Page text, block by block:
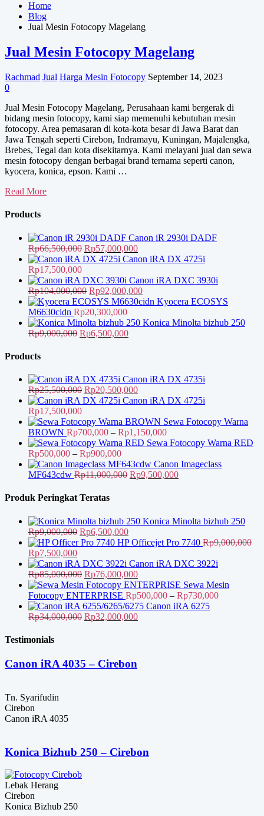
Home
Blog
Jual Mesin Fotocopy Magelang
Jual Mesin Fotocopy Magelang
Rachmad Jual Harga Mesin Fotocopy September 14, 2023
0
Jual Mesin Fotocopy Magelang, Perusahaan kami bergerak di
bidang mesin fotocopy, kami siap memenuhi kebutuhan mesin
fotocopy. Area pemasaran di kota-kota besar di Jawa Barat dan
Jawa Tengah seperti Cirebon, Indramayu, Kuningan, Majalengka,
Brebes, Tegal dan kota disekitarnya. Kami melayani jual dan sewa
mesin fotocopy dengan berbagai brand ternama seperti canon,
kyocera, konica, epson. Kami …
Jual
Fotocopy
Read More
Products
Canon iR 2930i DADF
Rp66,500,000 Harga
aslinya
Rp66,500,000.
Rp57,000,000Harga
saat
adalah:
Rp57,000,000.
Canon iRA DX 4725i
Rp17,500,000
Canon iRA DXC 3930i
Rp104,000,000 Harga
aslinya
adalah:
Rp104,000,000.
Rp92,000,000Harga
saat
adalah:
Kyocera ECOSYS
M6630cidn Rp20,300,000
Konica Minolta bizhub 250
Rp9,000,000 Harga
Rp6,500,000Harga
Rp6,500,000.
Products
Canon iRA DX 4735i
Rp25,500,000 Harga
aslinya
Rp25,500,000.
Rp20,500,000Harga
saat
adalah:
Rp20,500,000.
Canon iRA DX 4725i
Rp17,500,000
Sewa Fotocopy Warna
BROWN Rp700,000 – Rp1,150,000Rentang
harga:
hingga
Rp1,150,000
Sewa Fotocopy Warna RED
Rp500,000 – Rp900,000Rentang
harga:
Rp500,000
Canon Imageclass
MF643cdw Rp11,000,000 Harga
Rp9,500,000Harga
Rp9,500,000.
Produk Peringkat Teratas
Konica Minolta bizhub 250
Rp9,000,000 Harga
aslinya
Rp9,000,000.
Rp6,500,000Harga
saat
adalah:
Rp6,500,000.
HP Officejet Pro 7740 Rp9,000,000
Harga
aslinya
adalah:
Rp9,000,000.
Rp7,500,000Harga
saat
ini
adalah:
Rp7,500,000.
Canon iRA DXC 3922i
Rp85,000,000 Harga
aslinya
adalah:
Rp85,000,000.
Rp76,000,000Harga
saat
ini
adalah:
Rp76,000,000.
Sewa Mesin
Fotocopy ENTERPRISE Rp500,000 – Rp730,000Rentang
Canon iRA 6275
Rp34,000,000 Harga
Rp32,000,000Harga
Testimonials
Canon iRA 4035 – Cirebon
Tn. Syarifudin
Cirebon
Canon iRA 4035
Konica Bizhub 250 – Cirebon
Lebak Herang
Cirebon
Konica Bizhub 250